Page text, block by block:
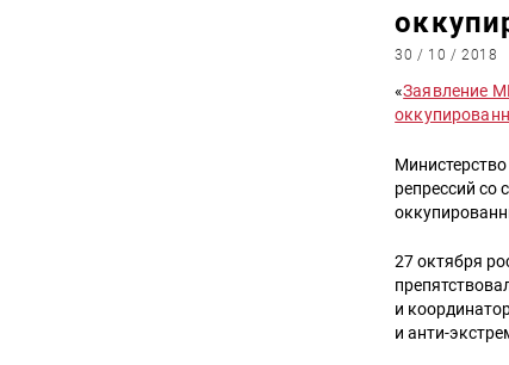
30 / 10 / 2018
«Заявление
репрессий со
27 октября
и
и анти-